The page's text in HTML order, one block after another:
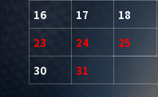
16
17 18
23
24 25
30
31